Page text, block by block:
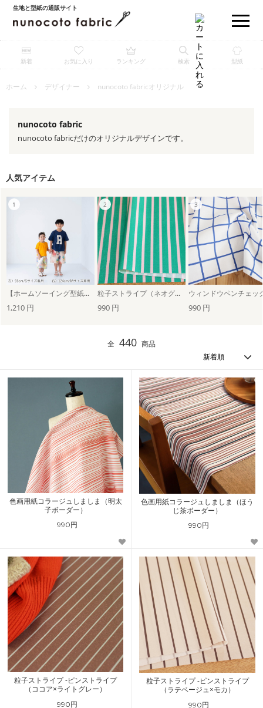
生地と型紙の通販サイト
新着 お気に入り ランキング 検索 型紙
ホーム デザイナー nunocoto fabricオリジナル
nunocoto fabric
nunocoto fabricだけのオリジナルデザインです。
人気アイテム
【ホームソーイング型紙シリーズ】No.030_こどもハーフパンツ（90-130サイズ対応） 粒子ストライプ（ネオグリーン×ピーチ）
1,210 円 990 円 990 円
全 440 商品
色画用紙コラージュしましま（明太
子ボーダー）
990円
色画用紙コラージュしましま（ほう
じ茶ボーダー）
990円
粒子ストライプ -ピンストライプ
（ココア×ライトグレー）
990円
粒子ストライプ -ピンストライプ
（ラテベージュ×モカ）
990円